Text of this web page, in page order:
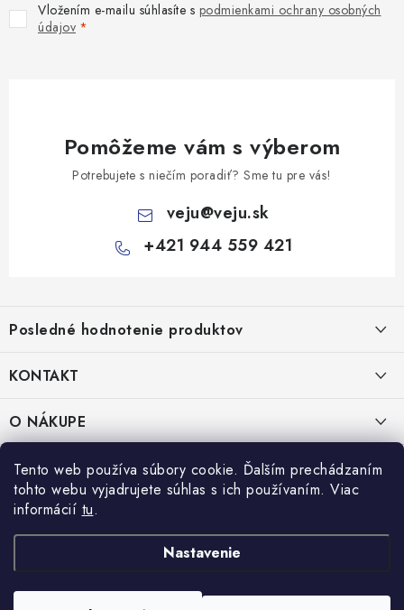
Tento web používa súbory cookie. Ďalším prechádzaním
tohto webu vyjadrujete súhlas s ich používaním. Viac
informácií tu.
Nastavenie
Vložením e-mailu súhlasíte s podmienkami ochrany osobných
údajov
Pomôžeme vám s výberom
Potrebujete s niečím poradiť? Sme tu pre vás!
veju@veju.sk
+421 944 559 421
p
ä
e
Posledné hodnotenie produktov
KONTAKT
VEJU s.r.o.
Janka Kráľa 1059/82
Nitra 94901
IČO: 54577161
IČ DPH: SK2121721426
+421 944 559 421
MAIL:veju@veju.sk
O NÁKUPE
Kontakty
PRÁVNE INFORMÁCIE
Obchodné podmienky
Ochrana osobných údajov
Odstúpenie od zmluvy